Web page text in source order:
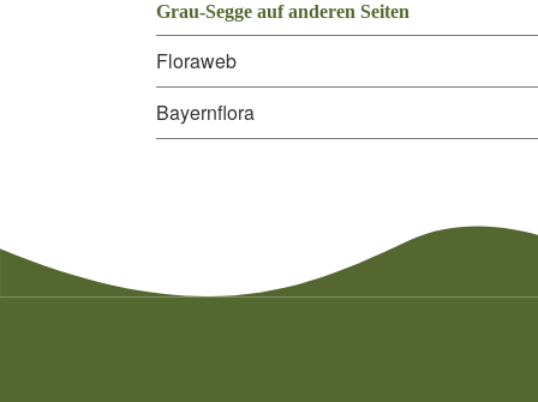
Grau-Segge auf anderen Seiten
Floraweb
Bayernflora